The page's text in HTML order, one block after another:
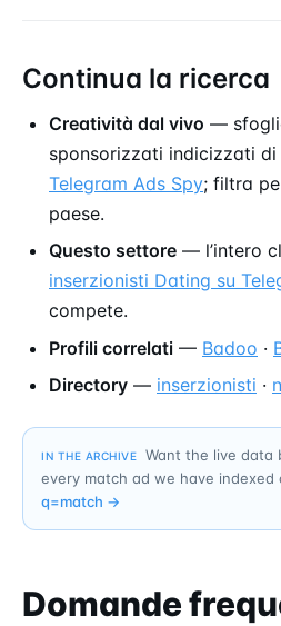
Continua la ricerca
Creatività dal vivo —
sponsorizzati indicizzati di
Telegram Ads Spy; filtra
paese.
Questo settore — l’intero
inserzionisti Dating su
compete.
Profili correlati — Badoo ·
Directory — inserzionisti ·
IN THE ARCHIVE
Want the live data
every match ad we have indexed
q=match →
Domande